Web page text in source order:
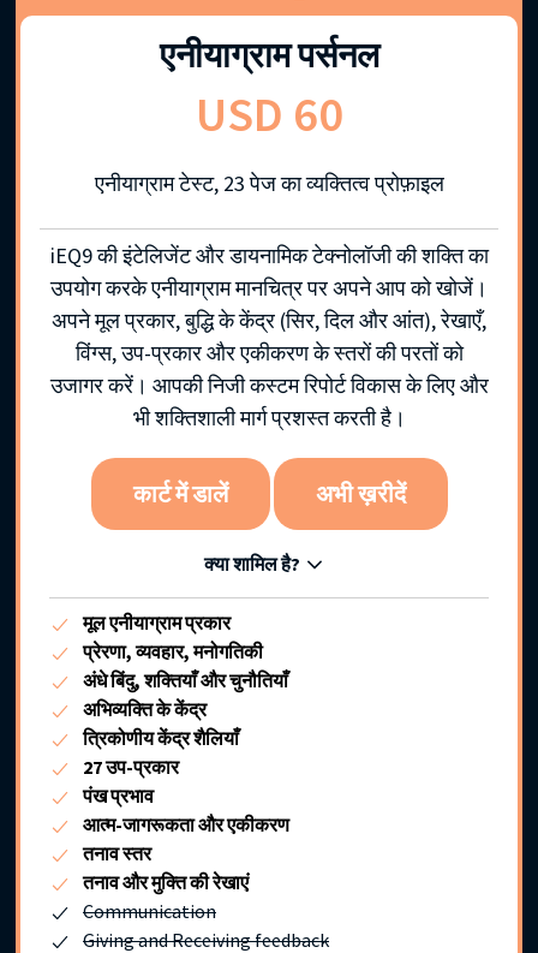
एनीयाग्राम पर्सनल
USD 60
एनीयाग्राम टेस्ट, 23 पेज का व्यक्तित्व प्रोफ़ाइल
iEQ9 की इंटेलिजेंट और डायनामिक टेक्नोलॉजी की शक्ति का
उपयोग करके एनीयाग्राम मानचित्र पर अपने आप को खोजें।
अपने मूल प्रकार, बुद्धि के केंद्र (सिर, दिल और आंत), रेखाएँ,
विंग्स, उप-प्रकार और एकीकरण के स्तरों की परतों को
उजागर करें। आपकी निजी कस्टम रिपोर्ट विकास के लिए और
भी शक्तिशाली मार्ग प्रशस्त करती है।
कार्ट में डालें अभी ख़रीदें
क्या शामिल है?
मूल एनीयाग्राम प्रकार
प्रेरणा, व्यवहार, मनोगतिकी
अंधे बिंदु, शक्तियाँ और चुनौतियाँ
अभिव्यक्ति के केंद्र
त्रिकोणीय केंद्र शैलियाँ
27 उप-प्रकार
पंख प्रभाव
आत्म-जागरूकता और एकीकरण
तनाव स्तर
तनाव और मुक्ति की रेखाएं
Communication
Giving and Receiving feedback